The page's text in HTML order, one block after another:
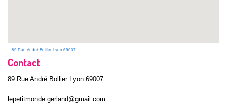
89 Rue André Bollier Lyon 69007
Contact
89 Rue André Bollier Lyon 69007
lepetitmonde.gerland@gmail.com